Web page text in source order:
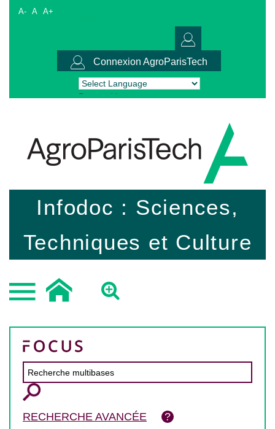
A- A A+
Connexion AgroParisTech
Powered by Translate
Infodoc : Sciences,
Techniques et Culture
RECHERCHE AVANCÉE